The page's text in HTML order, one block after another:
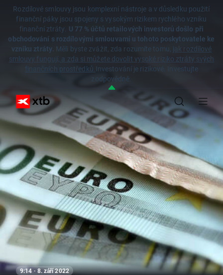
Rozdílové smlouvy jsou komplexní nástroje a v důsledku použití
finanční páky jsou spojeny s vysokým rizikem rychlého vzniku
finanční ztráty. U 77 % účtů retailových investorů došlo při
obchodování s rozdílovými smlouvami u tohoto poskytovatele ke
vzniku ztráty. Měli byste zvážit, zda rozumíte tomu, jak rozdílové
smlouvy fungují, a zda si můžete dovolit vysoké riziko ztráty svých
finančních prostředků.Investování je rizikové. Investujte
zodpovědně.
9:14 · 8. září 2022